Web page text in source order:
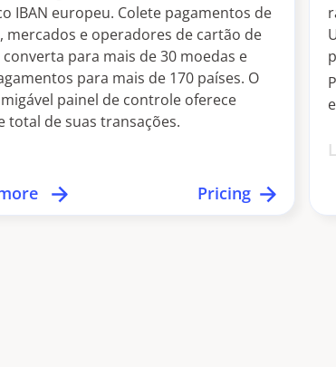
IBAN europeu. Colete pagamentos de
mercados e operadores de cartão de
para mais de 30 moedas e
para mais de 170 países. O
painel de controle oferece
total de suas transações.
Pricing